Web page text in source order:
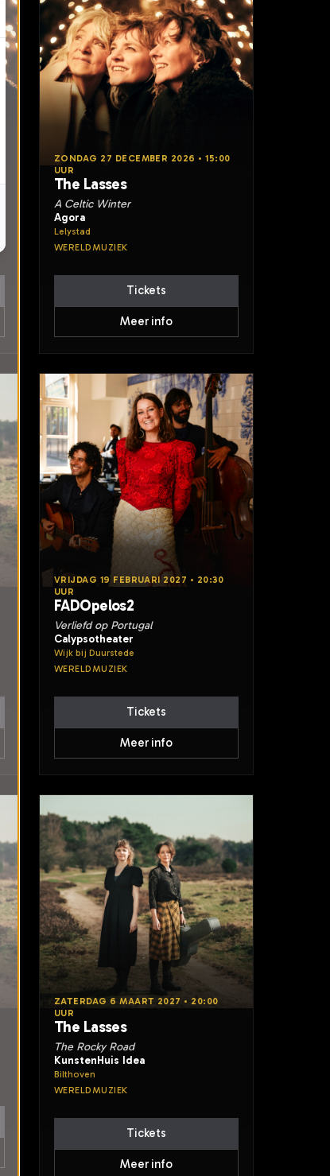
ZONDAG 27 DECEMBER 2026 • 15:00
UUR
The Lasses
A Celtic Winter
Agora
Lelystad
WERELDMUZIEK
Tickets
Meer info
VRIJDAG 19 FEBRUARI 2027 • 20:30
UUR
FADOpelos2
Verliefd op Portugal
Calypsotheater
Wijk bij Duurstede
WERELDMUZIEK
Tickets
Meer info
ZATERDAG 6 MAART 2027 • 20:00
UUR
The Lasses
The Rocky Road
KunstenHuis Idea
Bilthoven
WERELDMUZIEK
Tickets
Meer info